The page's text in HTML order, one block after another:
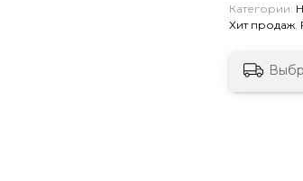
Категории:
Хит продаж